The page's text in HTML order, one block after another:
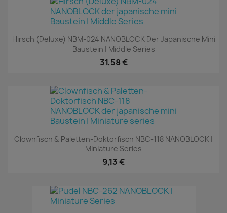
Hirsch (Deluxe) NBM-024 NANOBLOCK Der Japanische Mini
Baustein | Middle Series
31,58 €
Clownfisch & Paletten-Doktorfisch NBC-118 NANOBLOCK |
Miniature Series
9,13 €